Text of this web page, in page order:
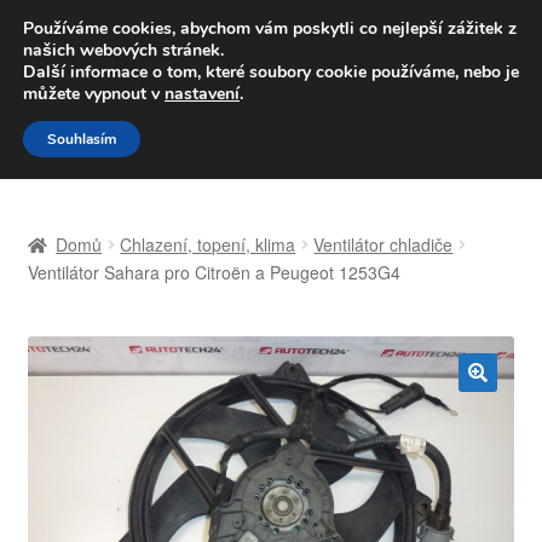
DOPRAVA od 139,-Kč
Volejte po-pá 9-16 704 494 494
Přeskočit
na
navigaci
Přejít
k
obsahu
Celosvětová doprava
Domů Chlazení, topení, klima
Ventilátor chladiče
Ventilátor Sahara pro Citroën a Peugeot 1253G4
Používáme cookies, abychom vám poskytli co nejlepší zážitek z
našich webových stránek.
Další informace o tom, které soubory cookie používáme, nebo je
můžete vypnout v nastavení.
Souhlasím